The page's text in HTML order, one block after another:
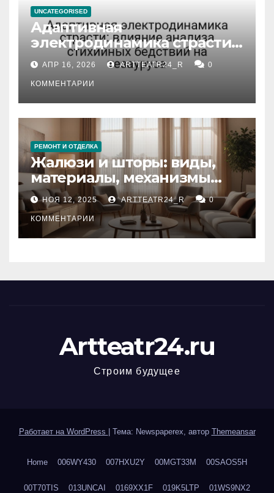
UNCATEGORISED
Адаптивная
электродинамика страсти:
влияние анализа
стихийных бедствий на
тезауруса
АПР 16, 2026 ARTTEATR24_R 0
КОММЕНТАРИИ
РЕМОНТ И ОТДЕЛКА
Жалюзи и шторы: виды,
материалы, механизмы
управления и уход
НОЯ 12, 2025 ARTTEATR24_R 0
КОММЕНТАРИИ
Artteatr24.ru
Строим будущее
Работает на WordPress Тема: Newspaperex, автор Themeansar
Home 006WY430 007HXU2Y 00MGT33M 00SAOS5H
00T70TIS 013UNCAI 0169XX1F 019K5LTP 01WS9NX2